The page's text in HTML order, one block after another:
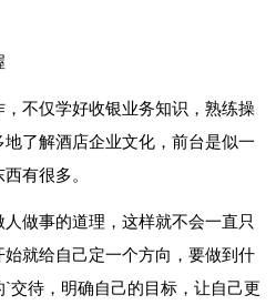
不仅学好收银业务知识，熟练操
了解酒店企业文化，前台是似一
有很多。
做事的道理，这样就不会一直只
就给自己定一个方向，要做到什
交待，明确自己的目标，让自己更